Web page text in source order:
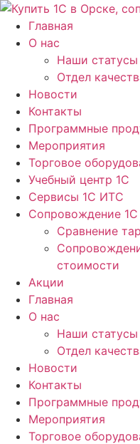
Перейти
содержимому
Главная
О нас
Наши статусы
Отдел
Новости
Контакты
Программные
Мероприятия
Торговое
Учебный центр 1C
Сервисы 1C ИТС
Сопровождение
Сравнение
стоимости
Акции
Главная
О нас
Наши статусы
Отдел
Новости
Контакты
Программные
Мероприятия
Торговое